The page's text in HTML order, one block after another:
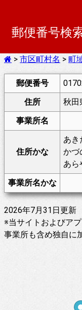
郵便番号検
> 市区町村名 > 町
郵便番号
住所
秋田
事業所名
住所かな
あき
かづ
あら
事業所名かな
2026年7月31日更新
※当サイトおよびア
事業所も含め独自に